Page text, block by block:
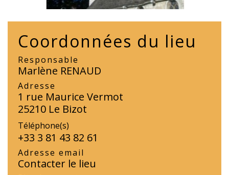
Coordonnées du lieu
Responsable
Marlène RENAUD
Adresse
1 rue Maurice Vermot
25210 Le Bizot
Téléphone(s)
+33 3 81 43 82 61
Adresse email
Contacter le lieu